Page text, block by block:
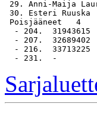
29. Anni-Maija
30. Esteri
Poisjääneet   4
- 204.  31943615
- 207.  32689402
- 216.  33713225